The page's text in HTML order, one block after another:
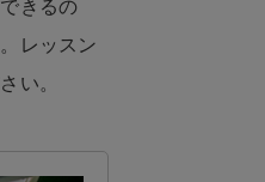
きるの
レッスン
い。